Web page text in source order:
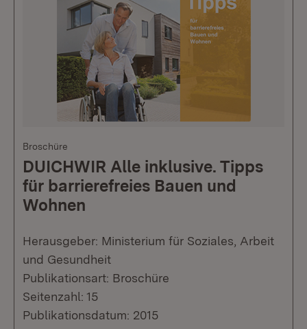
Broschüre
DUICHWIR Alle inklusive. Tipps
für barrierefreies Bauen und
Wohnen
Herausgeber: Ministerium für Soziales, Arbeit
und Gesundheit
Publikationsart: Broschüre
Seitenzahl: 15
Publikationsdatum: 2015